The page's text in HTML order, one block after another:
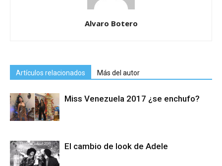
Alvaro Botero
Artículos relacionados Más del autor
Miss Venezuela 2017 ¿se enchufo?
El cambio de look de Adele